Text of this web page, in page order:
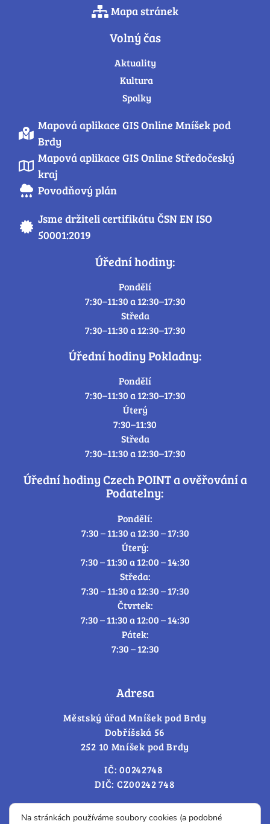
Mapa stránek
Volný čas
Aktuality
Kultura
Spolky
Mapová aplikace GIS Online Mníšek pod
Brdy
Mapová aplikace GIS Online Středočeský
kraj
Povodňový plán
Jsme držiteli certifikátu ČSN EN ISO
50001:2019
Úřední hodiny:
Pondělí
7:30–11:30 a 12:30–17:30
Středa
7:30–11:30 a 12:30–17:30
Úřední hodiny Pokladny:
Pondělí
7:30–11:30 a 12:30–17:30
Úterý
7:30–11:30
Středa
7:30–11:30 a 12:30–17:30
Úřední hodiny Czech POINT a ověřování a
Podatelny:
Pondělí:
7:30 – 11:30 a 12:30 – 17:30
Úterý:
7:30 – 11:30 a 12:00 – 14:30
Středa:
7:30 – 11:30 a 12:30 – 17:30
Čtvrtek:
7:30 – 11:30 a 12:00 – 14:30
Pátek:
7:30 – 12:30
Adresa
Městský úřad Mníšek pod Brdy
Dobříšská 56
252 10 Mníšek pod Brdy
IČ: 00242748
DIČ: CZ00242 748
Cookies – změna souhlasu
Na stránkách používáme soubory cookies (a podobné